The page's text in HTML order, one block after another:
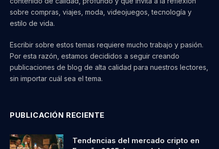
sobre compras, viajes, moda, videojuegos, tecnología y
estilo de vida.
Escribir sobre estos temas requiere mucho trabajo y pasión.
Por esta razón, estamos decididos a seguir creando
publicaciones de blog de alta calidad para nuestros lectores,
sin importar cuál sea el tema.
PUBLICACIÓN RECIENTE
Tendencias del mercado cripto en